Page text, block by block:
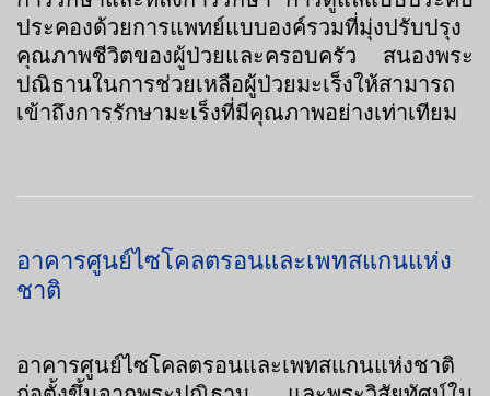
ประคองด้วยการแพทย์แบบองค์รวมที่มุ่งปรับปรุง
คุณภาพชีวิตของผู้ป่วยและครอบครัว สนองพระ
ปณิธานในการช่วยเหลือผู้ป่วยมะเร็งให้สามารถ
เข้าถึงการรักษามะเร็งที่มีคุณภาพอย่างเท่าเทียม
อาคารศูนย์ไซโคลตรอนและเพทสแกนแห่ง
ชาติ
อาคารศูนย์ไซโคลตรอนและเพทสแกนแห่งชาติ